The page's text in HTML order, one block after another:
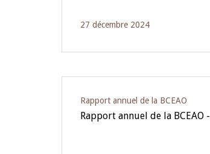
27 décembre 2024
Rapport annuel de la BCEAO
Rapport annuel de la BCEAO